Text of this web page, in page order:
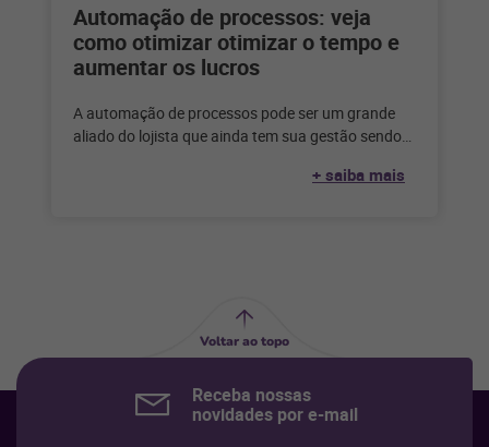
Automação de processos: veja
como otimizar otimizar o tempo e
aumentar os lucros
A automação de processos pode ser um grande
aliado do lojista que ainda tem sua gestão sendo
+ saiba mais
Voltar ao topo
Receba nossas
novidades por e-mail